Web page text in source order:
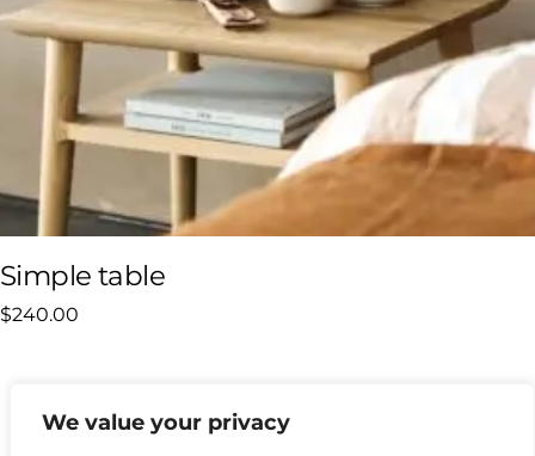
We value your privacy
Simple table
$240.00